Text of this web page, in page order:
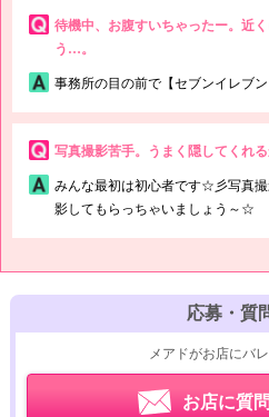
待機中、お腹すいちゃったー。近
う…。
事務所の目の前で【セブンイレブ
写真撮影苦手。うまく隠してくれ
みんな最初は初心者です☆彡写真
影してもらっちゃいましょう～☆
応募・質
メアドがお店にバ
お店に質